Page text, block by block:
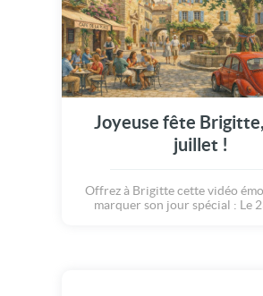
Joyeuse fête
juillet !
Offrez à Brigitte cette vidéo
marquer son jour spécial : Le